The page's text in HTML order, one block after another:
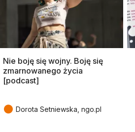
Nie boję się wojny. Boję się
zmarnowanego życia
[podcast]
● Dorota Setniewska, ngo.pl